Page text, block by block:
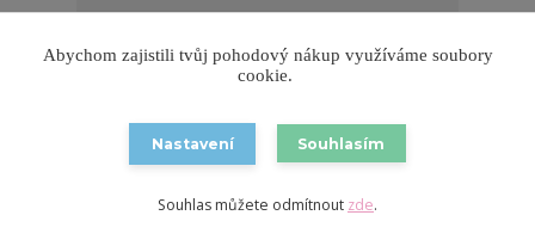
2 hodnocení
Abychom zajistili tvůj pohodový nákup využíváme soubory
cookie.
Nastavení Souhlasím
Souhlas můžete odmítnout zde.